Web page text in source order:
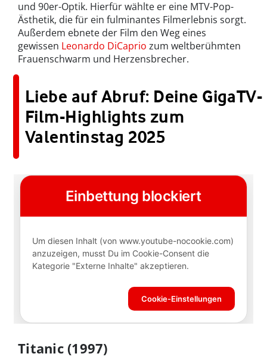
und 90er-Optik. Hierfür wählte er eine MTV-Pop-
Ästhetik, die für ein fulminantes Filmerlebnis sorgt.
Außerdem ebnete der Film den Weg eines
gewissen Leonardo DiCaprio zum weltberühmten
Frauenschwarm und Herzensbrecher.
Liebe auf Abruf: Deine GigaTV-
Film-Highlights zum
Valentinstag 2025
Titanic (1997)